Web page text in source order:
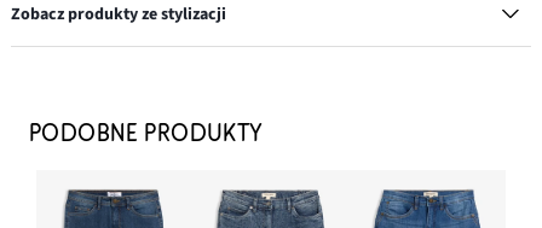
Zobacz produkty ze stylizacji
52,99 zł
Top w prążek z czystej bawełny
PODOBNE PRODUKTY